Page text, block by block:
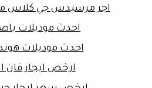
اجر مرسيدس جي كلاس
احدث موديلات
احدث موديلات
ارخص ايجار فان